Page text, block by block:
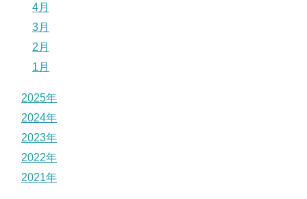
4月
3月
2月
1月
2025年
2024年
2023年
2022年
2021年